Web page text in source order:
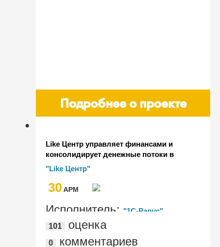
Подробнее о проекте
Like Центр управляет финансами и
консолидирует денежные потоки в
единой базе “1С‑Рарус: Финансовый
менеджмент 3"
"Like Центр"
30AРМ
Исполнитель: "1С-Рарус"
101
оценка
0 комментариев